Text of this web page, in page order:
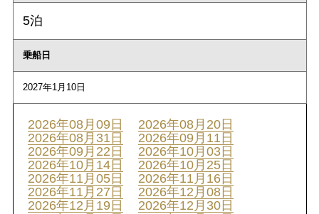
5泊
乗船日
2027年1月10日
2026年08月09日
2026年08月20日
2026年08月31日
2026年09月11日
2026年09月22日
2026年10月03日
2026年10月14日
2026年10月25日
2026年11月05日
2026年11月16日
2026年11月27日
2026年12月08日
2026年12月19日
2026年12月30日